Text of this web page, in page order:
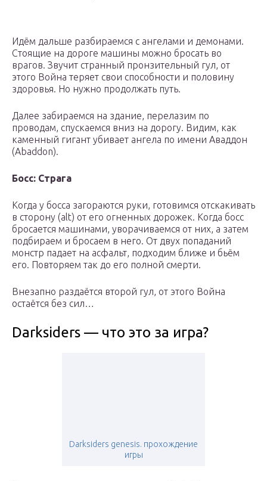
Идём дальше разбираемся с ангелами и демонами.
Стоящие на дороге машины можно бросать во
врагов. Звучит странный пронзительный гул, от
этого Война теряет свои способности и половину
здоровья. Но нужно продолжать путь.
Далее забираемся на здание, перелазим по
проводам, спускаемся вниз на дорогу. Видим, как
каменный гигант убивает ангела по имени Аваддон
(Abaddon).
Босс: Страга
Когда у босса загораются руки, готовимся отскакивать
в сторону (alt) от его огненных дорожек. Когда босс
бросается машинами, уворачиваемся от них, а затем
подбираем и бросаем в него. От двух попаданий
монстр падает на асфальт, подходим ближе и бьём
его. Повторяем так до его полной смерти.
Внезапно раздаётся второй гул, от этого Война
остаётся без сил…
Darksiders — что это за игра?
Darksiders genesis. прохождение
игры